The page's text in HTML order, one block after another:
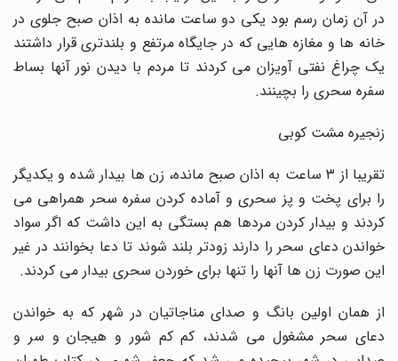
در آن زمان رسم بود یکی دو ساعت مانده به اذان صبح جلوی در
خانه ها و مغازه هایی که در جایگاه مرتفع و بلندتری قرار داشتند
یک چراغ نفتی آویزان می کردند تا مردم با دیدن نور آنها بساط
سفره سحری را بچینند.
زنجیره مشت کوبی
تقریبا از ۳ ساعت به اذان صبح مانده، زن ها بیدار شده و یکدیگر
را برای پخت و پز سحری و آماده کردن سفره سحر همراهی می
کردند و بیدار کردن مردها هم بستگی به این داشت که اگر سواد
خواندن دعای سحر را دارند زودتر بلند شوند تا دعا بخوانند در غیر
این صورت زن ها آنها را تنها برای خوردن سحری بیدار می کردند.
از همان اولین بانگ و صدای مناجاتیان در شهر که به خواندن
دعای سحر مشغول می شدند، کم کم شور و هیجان و سر و